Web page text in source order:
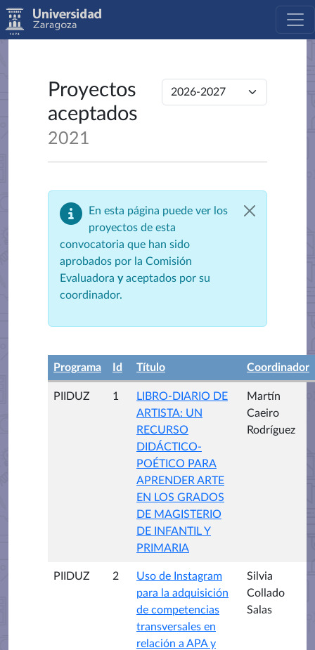
Proyectos
aceptados
2021
En esta página puede ver los
proyectos de esta
convocatoria que han sido
aprobados por la Comisión
Evaluadora yaceptados por su
coordinador.
Programa Id Título Coordinador
PIIDUZ 1
LIBRO-DIARIO DE
ARTISTA: UN
RECURSO
DIDÁCTICO-
POÉTICO PARA
APRENDER ARTE
EN LOS GRADOS
DE MAGISTERIO
DE INFANTIL Y
PRIMARIA
Martín
Caeiro
Rodríguez
PIIDUZ 2
Uso de Instagram
para la adquisición
de competencias
transversales en
relación a APA y
Silvia
Collado
Salas